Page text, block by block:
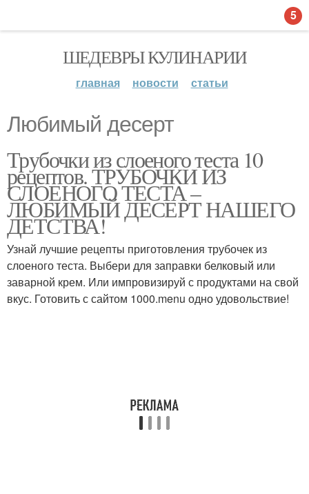
ШЕДЕВРЫ КУЛИНАРИИ
главная новости статьи
Любимый десерт
Трубочки из слоеного теста 10
рецептов. ТРУБОЧКИ ИЗ
СЛОЕНОГО ТЕСТА –
ЛЮБИМЫЙ ДЕСЕРТ НАШЕГО
ДЕТСТВА!
Узнай лучшие рецепты приготовления трубочек из
слоеного теста. Выбери для заправки белковый или
заварной крем. Или импровизируй с продуктами на свой
вкус. Готовить с сайтом 1000.menu одно удовольствие!
5